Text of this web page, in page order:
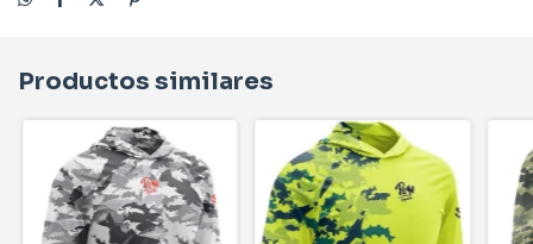
Productos similares